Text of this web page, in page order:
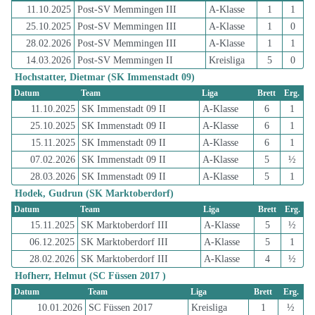
11.10.2025 Post-SV Memmingen III A-Klasse 1
1
25.10.2025 Post-SV Memmingen III A-Klasse 1
0
28.02.2026 Post-SV Memmingen III A-Klasse 1
1
14.03.2026 Post-SV Memmingen II Kreisliga 5
0
Hochstatter, Dietmar (SK Immenstadt 09)
Datum Team Liga Brett Erg.
11.10.2025 SK Immenstadt 09 II A-Klasse 6
1
25.10.2025
SK Immenstadt 09 II A-Klasse 6
1
15.11.2025
SK Immenstadt 09 II A-Klasse 6
1
07.02.2026
SK Immenstadt 09 II A-Klasse 5
½
28.03.2026
SK Immenstadt 09 II A-Klasse 5
1
Hodek, Gudrun (SK Marktoberdorf)
Datum Team Liga Brett Erg.
15.11.2025 SK Marktoberdorf III A-Klasse 5
½
06.12.2025
SK Marktoberdorf III A-Klasse 5
1
28.02.2026
SK Marktoberdorf III A-Klasse 4
½
Hofherr, Helmut (SC Füssen 2017 )
Datum Team Liga Brett Erg.
10.01.2026 SC Füssen 2017 Kreisliga 1 ½